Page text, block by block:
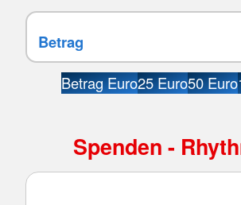
Betrag Euro25 Euro50 Euro
Spenden -